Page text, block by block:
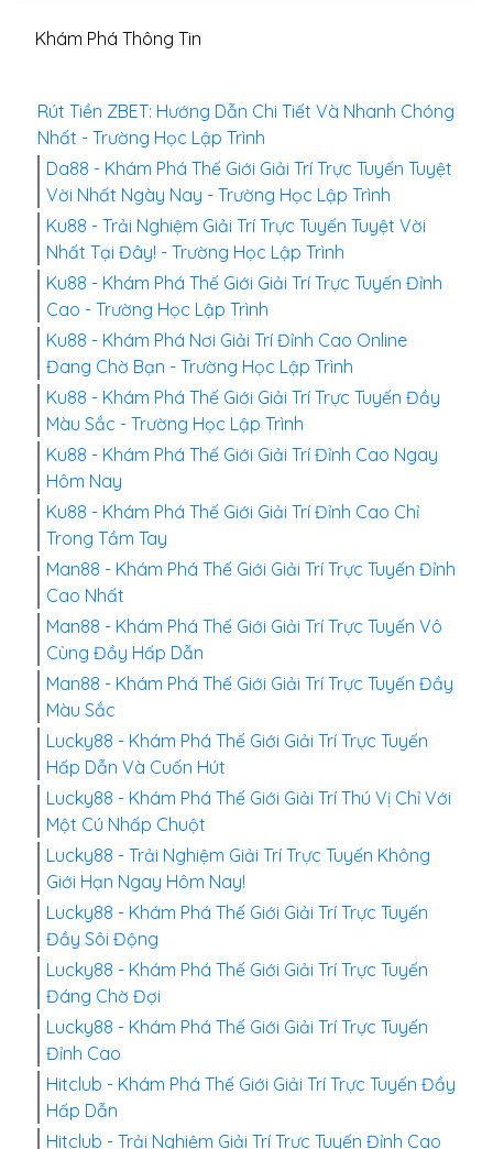
Khám Phá Thông Tin
Rút Tiền ZBET: Hướng Dẫn Chi Tiết Và Nhanh Chóng
Nhất - Trường Học Lập Trình
Da88 - Khám Phá Thế Giới Giải Trí Trực Tuyến Tuyệt
Vời Nhất Ngày Nay - Trường Học Lập Trình
Ku88 - Trải Nghiệm Giải Trí Trực Tuyến Tuyệt Vời
Nhất Tại Đây! - Trường Học Lập Trình
Ku88 - Khám Phá Thế Giới Giải Trí Trực Tuyến Đỉnh
Cao - Trường Học Lập Trình
Ku88 - Khám Phá Nơi Giải Trí Đỉnh Cao Online
Đang Chờ Bạn - Trường Học Lập Trình
Ku88 - Khám Phá Thế Giới Giải Trí Trực Tuyến Đầy
Màu Sắc - Trường Học Lập Trình
Ku88 - Khám Phá Thế Giới Giải Trí Đỉnh Cao Ngay
Hôm Nay
Ku88 - Khám Phá Thế Giới Giải Trí Đỉnh Cao Chỉ
Trong Tầm Tay
Man88 - Khám Phá Thế Giới Giải Trí Trực Tuyến Đỉnh
Cao Nhất
Man88 - Khám Phá Thế Giới Giải Trí Trực Tuyến Vô
Cùng Đầy Hấp Dẫn
Man88 - Khám Phá Thế Giới Giải Trí Trực Tuyến Đầy
Màu Sắc
Lucky88 - Khám Phá Thế Giới Giải Trí Trực Tuyến
Hấp Dẫn Và Cuốn Hút
Lucky88 - Khám Phá Thế Giới Giải Trí Thú Vị Chỉ Với
Một Cú Nhấp Chuột
Lucky88 - Trải Nghiệm Giải Trí Trực Tuyến Không
Giới Hạn Ngay Hôm Nay!
Lucky88 - Khám Phá Thế Giới Giải Trí Trực Tuyến
Đầy Sôi Động
Lucky88 - Khám Phá Thế Giới Giải Trí Trực Tuyến
Đáng Chờ Đợi
Lucky88 - Khám Phá Thế Giới Giải Trí Trực Tuyến
Đỉnh Cao
Hitclub - Khám Phá Thế Giới Giải Trí Trực Tuyến Đầy
Hấp Dẫn
Hitclub - Trải Nghiệm Giải Trí Trực Tuyến Đỉnh Cao